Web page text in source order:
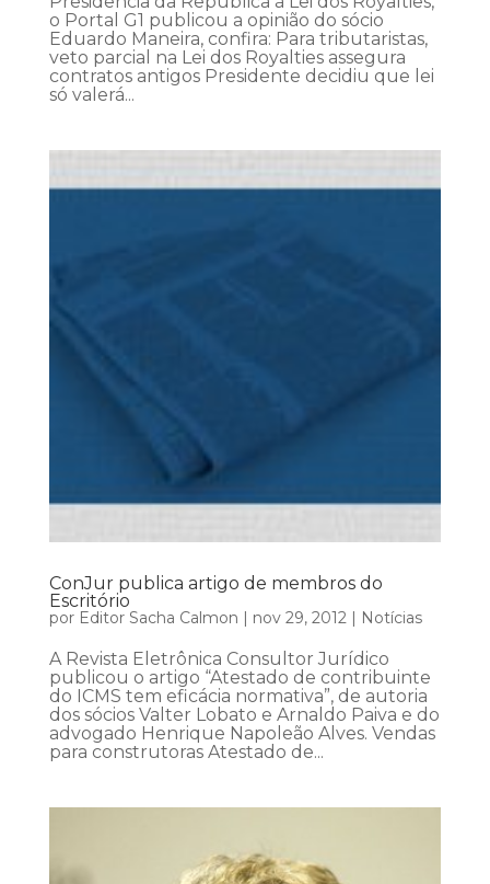
o Portal G1 publicou a opinião do sócio
Eduardo Maneira, confira: Para tributaristas,
veto parcial na Lei dos Royalties assegura
contratos antigos Presidente decidiu que lei
só valerá...
ConJur publica artigo de membros do
Escritório
por Editor Sacha Calmon nov 29, 2012| Notícias
A Revista Eletrônica Consultor Jurídico
publicou o artigo “Atestado de contribuinte
do ICMS tem eficácia normativa”, de autoria
dos sócios Valter Lobato e Arnaldo Paiva e do
advogado Henrique Napoleão Alves. Vendas
para construtoras Atestado de...